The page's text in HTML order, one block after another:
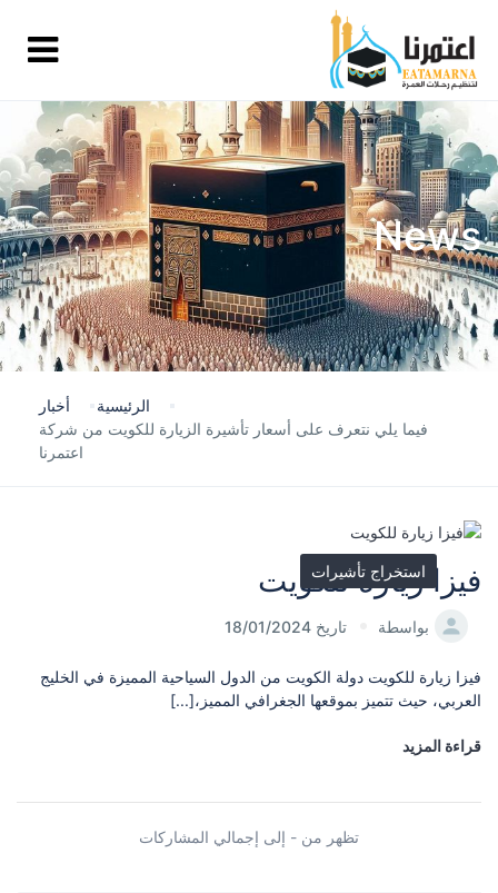
News
الرئيسية
أخبار
فيما يلي نتعرف على أسعار تأشيرة الزيارة للكويت من شركة
اعتمرنا
استخراج تأشيرات
فيزا زيارة للكويت
بواسطة تاريخ 18/01/2024
فيزا زيارة للكويت دولة الكويت من الدول السياحية المميزة في الخليج
العربي، حيث تتميز بموقعها الجغرافي المميز،[...]
قراءة المزيد
تظهر من - إلى إجمالي المشاركات